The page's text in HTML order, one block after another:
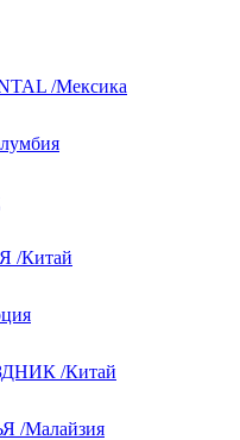
/Мексика
/Китай
/Китай
/Малайзия